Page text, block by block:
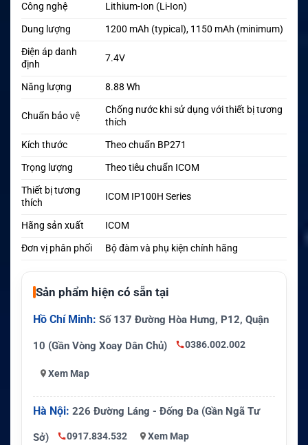
Công nghệ
Lithium-Ion (Li-Ion)
Dung lượng
1200 mAh (typical), 1150 mAh (minimum)
Điện áp danh
định
7.4V
Năng lượng 8.88 Wh
Chuẩn bảo vệ
Chống nước khi sử dụng với thiết bị tương
thích
Kích thước
Theo chuẩn BP271
Trọng lượng
Theo tiêu chuẩn ICOM
Thiết bị tương
thích
ICOM IP100H Series
Hãng sản xuất
ICOM
Đơn vị phân phối
Bộ đàm và phụ kiện chính hãng
Sản phẩm hiện có sẵn tại
Hồ Chí Minh: Số 137 Đường Hòa Hưng, P12, Quận
10 (Gần Vòng Xoay Dân Chủ) 0386.002.002
Xem Map
Hà Nội: 226 Đường Láng - Đống Đa (Gần Ngã Tư
Sở) 0917.834.532 Xem Map